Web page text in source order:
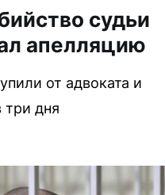
судьи
апелляцию
от адвоката и
три дня